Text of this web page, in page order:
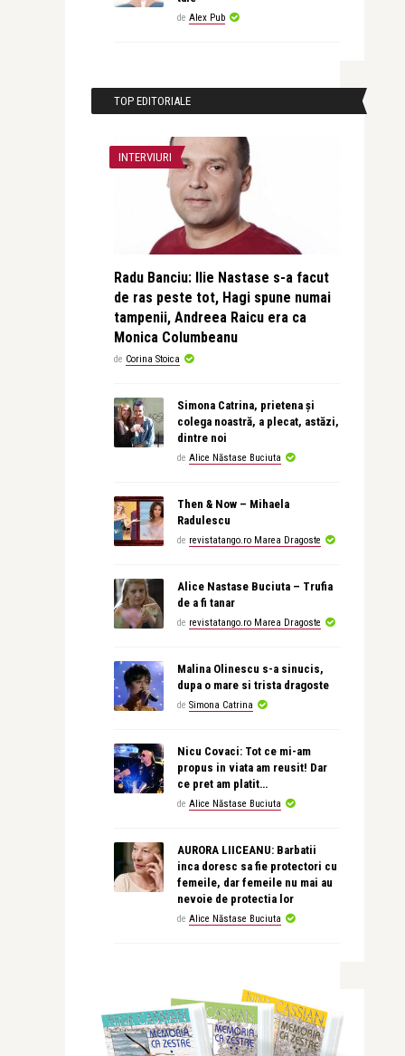
de Alex Pub
TOP EDITORIALE
INTERVIURI
Radu Banciu: Ilie Nastase s-a facut
de ras peste tot, Hagi spune numai
tampenii, Andreea Raicu era ca
Monica Columbeanu
de Corina Stoica
Simona Catrina, prietena și
colega noastră, a plecat, astăzi,
dintre noi
de Alice Năstase Buciuta
Then & Now – Mihaela
Radulescu
de revistatango.ro Marea Dragoste
Alice Nastase Buciuta – Trufia
de a fi tanar
de revistatango.ro Marea Dragoste
Malina Olinescu s-a sinucis,
dupa o mare si trista dragoste
de Simona Catrina
Nicu Covaci: Tot ce mi-am
propus in viata am reusit! Dar
ce pret am platit…
de Alice Năstase Buciuta
AURORA LIICEANU: Barbatii
inca doresc sa fie protectori cu
femeile, dar femeile nu mai au
nevoie de protectia lor
de Alice Năstase Buciuta